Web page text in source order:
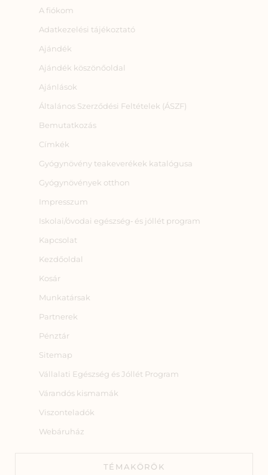
A fiókom
Adatkezelési tájékoztató
Ajándék
Ajándék köszönőoldal
Ajánlások
Általános Szerződési Feltételek (ÁSZF)
Bemutatkozás
Címkék
Gyógynövény teakeverékek katalógusa
Gyógynövények otthon
Impresszum
Iskolai/óvodai egészség‑ és jóllét program
Kapcsolat
Kezdőoldal
Kosár
Munkatársak
Partnerek
Pénztár
Sitemap
Vállalati Egészség és Jóllét Program
Várandós kismamák
Viszonteladók
Webáruház
TÉMAKÖRÖK